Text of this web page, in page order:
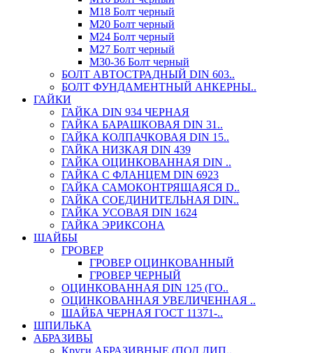
М18 Болт черный
М20 Болт черный
М24 Болт черный
М27 Болт черный
М30-36 Болт черный
БОЛТ АВТОСТРАДНЫЙ DIN 603..
БОЛТ ФУНДАМЕНТНЫЙ АНКЕРНЫ..
ГАЙКИ
ГАЙКА DIN 934 ЧЕРНАЯ
ГАЙКА БАРАШКОВАЯ DIN 31..
ГАЙКА КОЛПАЧКОВАЯ DIN 15..
ГАЙКА НИЗКАЯ DIN 439
ГАЙКА ОЦИНКОВАННАЯ DIN ..
ГАЙКА С ФЛАНЦЕМ DIN 6923
ГАЙКА САМОКОНТРЯЩАЯСЯ D..
ГАЙКА СОЕДИНИТЕЛЬНАЯ DIN..
ГАЙКА УСОВАЯ DIN 1624
ГАЙКА ЭРИКСОНА
ШАЙБЫ
ГРОВЕР
ГРОВЕР ОЦИНКОВАННЫЙ
ГРОВЕР ЧЕРНЫЙ
ОЦИНКОВАННАЯ DIN 125 (ГО..
ОЦИНКОВАННАЯ УВЕЛИЧЕННАЯ ..
ШАЙБА ЧЕРНАЯ ГОСТ 11371-..
ШПИЛЬКА
АБРАЗИВЫ
Круги АБРАЗИВНЫЕ (ПОД ЛИП..